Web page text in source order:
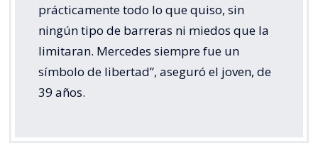
prácticamente todo lo que quiso, sin
ningún tipo de barreras ni miedos que la
limitaran. Mercedes siempre fue un
símbolo de libertad”, aseguró el joven, de
39 años.